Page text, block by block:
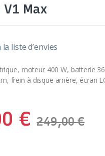
Max
liste d’envies
moteur 400 W, batterie
frein à disque arrière, écran
€ 249,00€